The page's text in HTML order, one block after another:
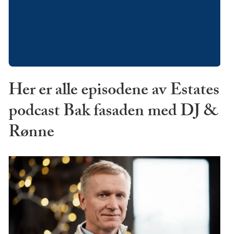
Her er alle episodene av Estates
podcast Bak fasaden med DJ &
Rønne